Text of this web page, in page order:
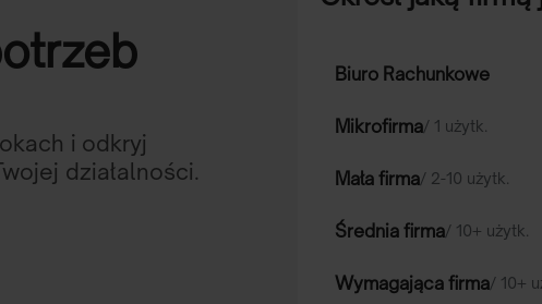
i odkryj
działalności.
Biuro Rachunkowe
Mikrofirma/ 1 użytk.
Mała firma/ 2-10 użytk.
Średnia firma/ 10+ użytk.
Wymagająca firma/ 10+